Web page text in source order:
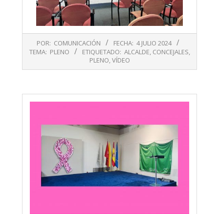
07-
POR: COMUNICACIÓN FECHA: 4 JULIO 2024
TEMA: PLENO ETIQUETADO: ALCALDE, CONCEJALES,
PLENO,VÍDEO